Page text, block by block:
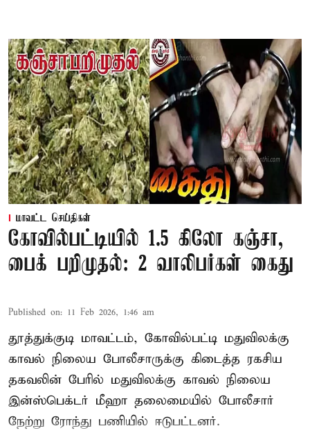
மாவட்ட செய்திகள்
கோவில்பட்டியில் 1.5 கிலோ கஞ்சா,
பைக் பறிமுதல்: 2 வாலிபர்கள் கைது
Published on: 11 Feb 2026, 1:46 am
தூத்துக்குடி மாவட்டம், கோவில்பட்டி மதுவிலக்கு
காவல் நிலைய போலீசாருக்கு கிடைத்த ரகசிய
தகவலின் பேரில் மதுவிலக்கு காவல் நிலைய
இன்ஸ்பெக்டர் மீஹா தலைமையில் போலீசார்
நேற்று ரோந்து பணியில் ஈடுபட்டனர்.